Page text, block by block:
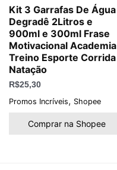
Kit 3 Garrafas De Água
Degradê 2Litros e
900ml e 300ml Frase
Motivacional Academia
Treino Esporte Corrida
Natação
R$25,30
Promos Incríveis, Shopee
Comprar na Shopee